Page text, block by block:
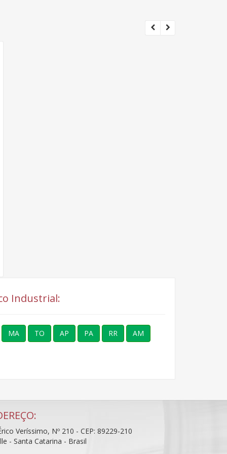
Industrial:
MA TO AP PA RR AM
Veríssimo, Nº 210 - CEP: 89229-210
- Santa Catarina - Brasil